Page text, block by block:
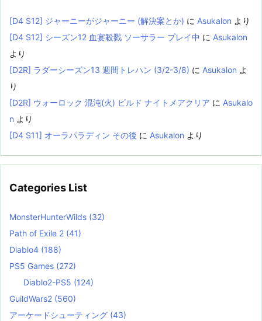
[D4 S12] ジャーニーがジャーニー (解決案とか) に Asukalon より
[D4 S12] シーズン12 血宴殺戮 ソーサラー プレイ中 に Asukalon
より
[D2R] ラダーシーズン13 週間トレハン (3/2-3/8) に Asukalon よ
り
[D2R] ウォーロック 混沌(火) ビルド ナイトメアクリア に Asukalo
n より
[D4 S11] オーラパラディン その後 に Asukalon より
Categories List
MonsterHunterWilds (32)
Path of Exile 2 (41)
Diablo4 (188)
PS5 Games (272)
Diablo2-PS5 (124)
GuildWars2 (560)
アーケードシューティング (43)